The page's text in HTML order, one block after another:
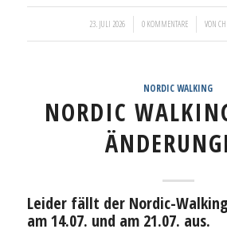
23. JULI 2026 0 KOMMENTARE
/ VON
NORDIC WALKING
NORDIC
Leider fällt der Nordic-
am 14.07. und am 21.07. aus.